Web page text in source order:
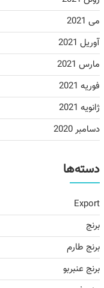
می 2021
آوریل 2021
مارس 2021
فوریه 2021
ژانویه 2021
دسامبر 2020
دسته‌ها
Export
برنج
برنج طارم
برنج عنبربو